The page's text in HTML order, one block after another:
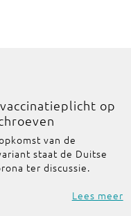
op
van de
staat de Duitse
ter discussie.
Lees meer